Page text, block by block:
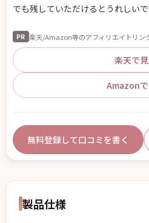
でも残していただけるとうれしいで
PR 楽天/Amazon等のアフィリエイトリン
楽天で
Amazon
無料登録して口コミを書く
製品仕様